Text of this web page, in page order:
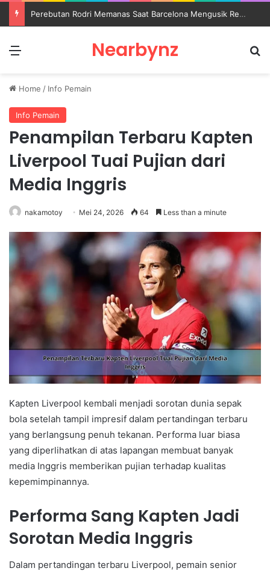
Perebutan Rodri Memanas Saat Barcelona Mengusik Rencana Real Madrid
Nearbynz
Home / Info Pemain
Info Pemain
Penampilan Terbaru Kapten
Liverpool Tuai Pujian dari
Media Inggris
nakamotoy Mei 24, 2026 64 Less than a minute
Kapten Liverpool kembali menjadi sorotan dunia sepak
bola setelah tampil impresif dalam pertandingan terbaru
yang berlangsung penuh tekanan. Performa luar biasa
yang diperlihatkan di atas lapangan membuat banyak
media Inggris memberikan pujian terhadap kualitas
kepemimpinannya.
Performa Sang Kapten Jadi
Sorotan Media Inggris
Dalam pertandingan terbaru Liverpool, pemain senior